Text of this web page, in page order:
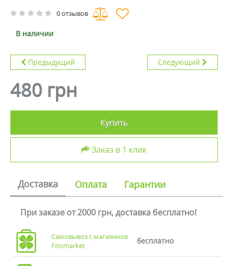
0 отзывов
В наличии
Предыдущий Следующий
480 грн
Купить
Заказ в 1 клик
Доставка Оплата Гарантии
При заказе от 2000 грн, доставка бесплатно!
Самовывоз с магазинов
Fitomarket
бесплатно